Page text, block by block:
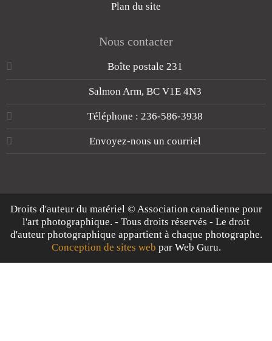
Plan du site
Nous contacter
Boîte postale 231
Salmon Arm, BC V1E 4N3
Téléphone : 236-586-3938
Envoyez-nous un courriel
Droits d'auteur du matériel © Association canadienne pour
l'art photographique. - Tous droits réservés - Le droit
d'auteur photographique appartient à chaque photographe.
Conception de sites web par Web Guru.